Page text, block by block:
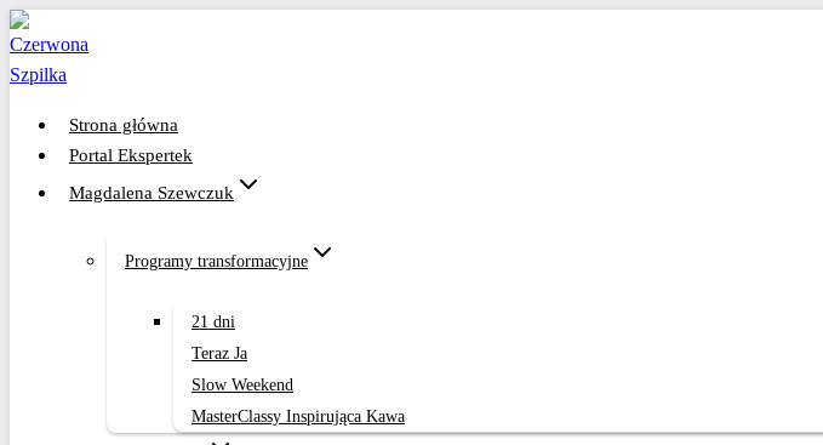
Przejdź
do
treści
Strona główna
Portal Ekspertek
Magdalena Szewczuk
Programy transformacyjne
21 dni
Teraz Ja
Slow Weekend
MasterClassy Inspirująca Kawa